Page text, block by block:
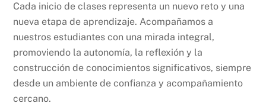
Cada inicio de clases representa un nuevo reto y una
nueva etapa de aprendizaje. Acompañamos a
nuestros estudiantes con una mirada integral,
promoviendo la autonomía, la reflexión y la
construcción de conocimientos significativos, siempre
desde un ambiente de confianza y acompañamiento
cercano.